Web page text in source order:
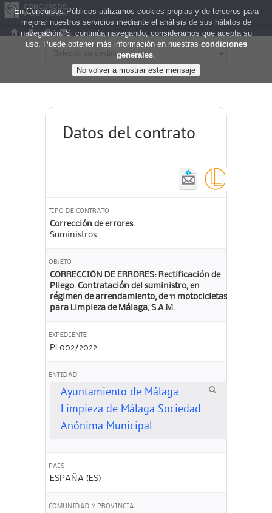
Datos del contrato
TIPO DE CONTRATO
Corrección de errores.
Suministros
OBJETO
CORRECCIÓN DE ERRORES: Rectificación de
Pliego. Contratación del suministro, en
régimen de arrendamiento, de 11 motocicletas
para Limpieza de Málaga, S.A.M.
EXPEDIENTE
PL002/2022
ENTIDAD
Ayuntamiento de Málaga
Limpieza de Málaga Sociedad
Anónima Municipal
PAIS
ESPAÑA (ES)
COMUNIDAD Y PROVINCIA
En Concursos Públicos utilizamos cookies propias y de terceros para
mejorar nuestros servicios mediante el análisis de sus hábitos de
navegación. Si continúa navegando, consideramos que acepta su
uso. Puede obtener más información en nuestras condiciones
generales.